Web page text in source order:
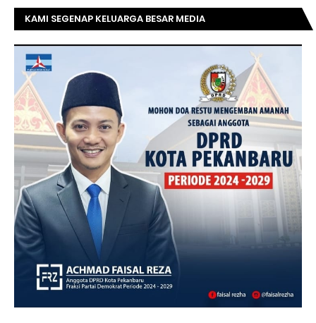
KAMI SEGENAP KELUARGA BESAR MEDIA
BAPAK ACHMAD FAISAL REZ